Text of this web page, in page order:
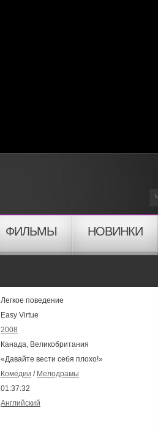
ФИЛЬМЫ НОВИНКИ
Легкое поведение
Easy Virtue
2008
Канада, Великобритания
«Давайте вести себя плохо!»
Комедии / Мелодрамы
01:37:32
Английский